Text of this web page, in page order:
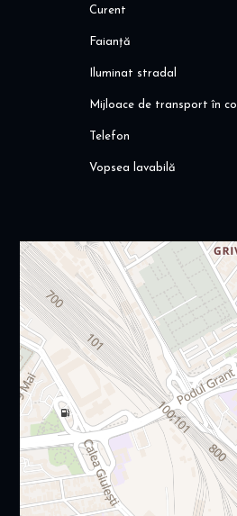
Curent
Faianță
Iluminat stradal
Mijloace de transport în
Telefon
Vopsea lavabilă